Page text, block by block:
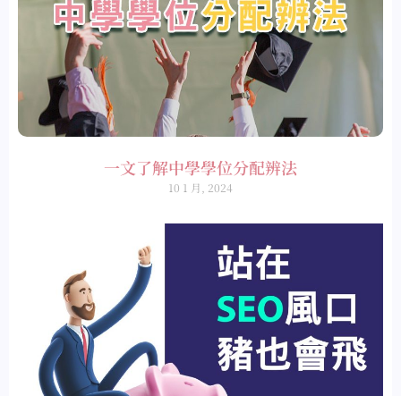
一文了解中學學位分配辨法
10 1 月, 2024